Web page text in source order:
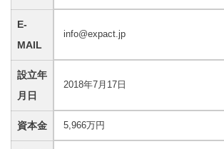
E-
MAIL
info@expact.jp
設立年
月日
2018年7月17日
資本金 5,966万円